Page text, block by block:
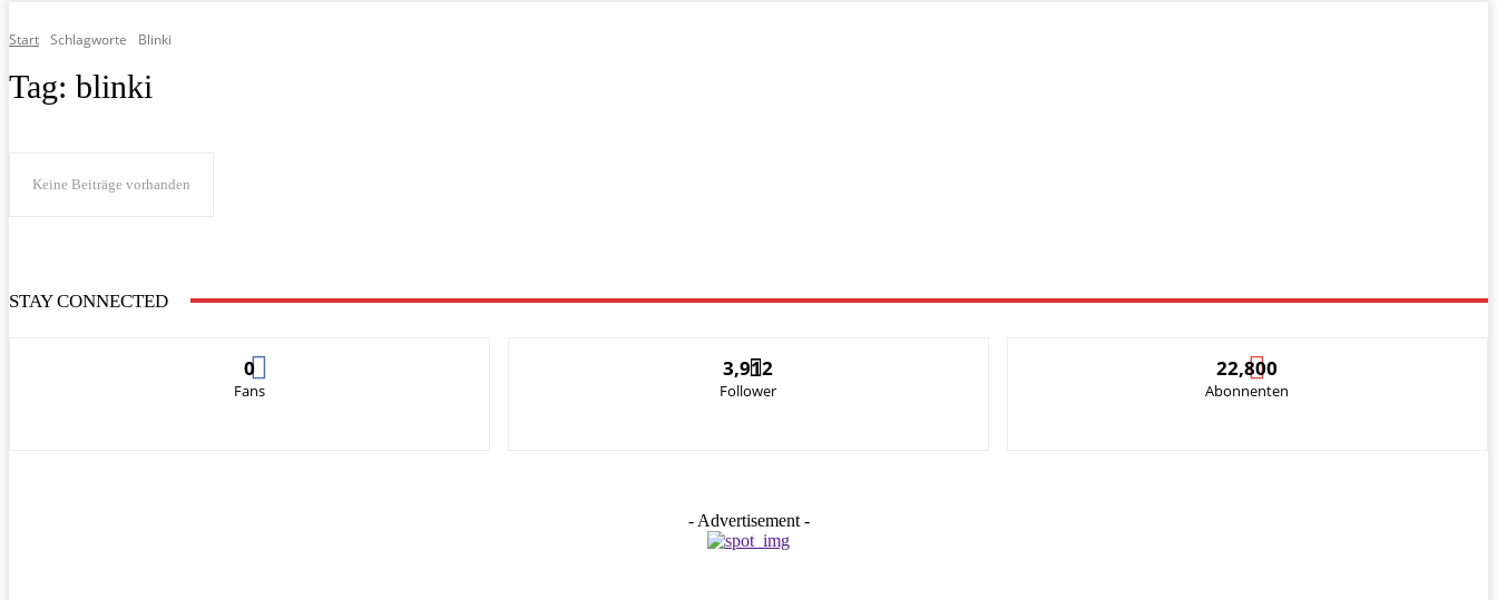
Start Schlagworte Blinki
Tag: blinki
Keine Beiträge vorhanden
STAY CONNECTED
0
Fans
3,912
Follower
22,800
Abonnenten
- Advertisement -